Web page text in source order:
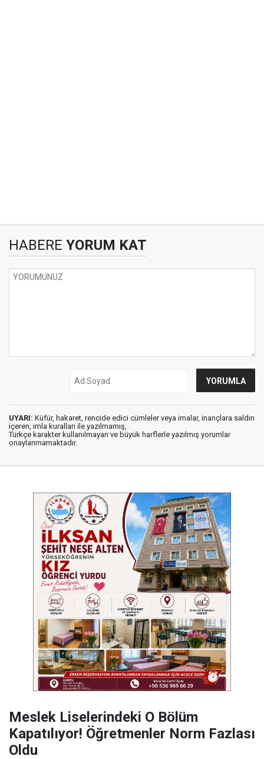
HABERE YORUM KAT
UYARI: Küfür, hakaret, rencide edici cümleler veya imalar, inançlara saldırı
içeren, imla kuralları ile yazılmamış,
Türkçe karakter kullanılmayan ve büyük harflerle yazılmış yorumlar
onaylanmamaktadır.
Meslek Liselerindeki O Bölüm
Kapatılıyor! Öğretmenler Norm Fazlası
Oldu